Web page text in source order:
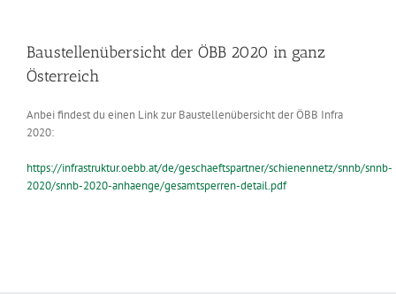
Baustellenübersicht der ÖBB 2020 in ganz
Österreich
Anbei findest du einen Link zur Baustellenübersicht der ÖBB Infra
2020:
https://infrastruktur.oebb.at/de/geschaeftspartner/schienennetz/snnb/snnb-
2020/snnb-2020-anhaenge/gesamtsperren-detail.pdf